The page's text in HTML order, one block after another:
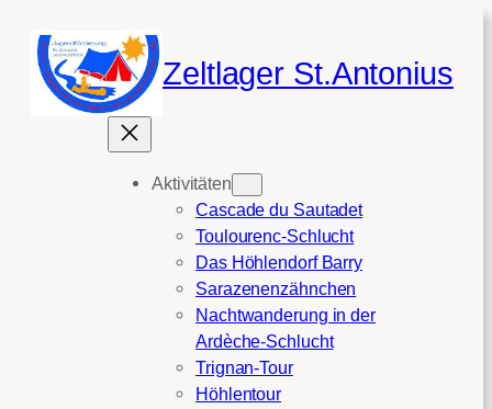
Inhalt
springen
Zeltlager St.Antonius
Aktivitäten
Cascade du Sautadet
Toulourenc-Schlucht
Das Höhlendorf Barry
Sarazenenzähnchen
Nachtwanderung in der
Ardèche-Schlucht
Trignan-Tour
Höhlentour